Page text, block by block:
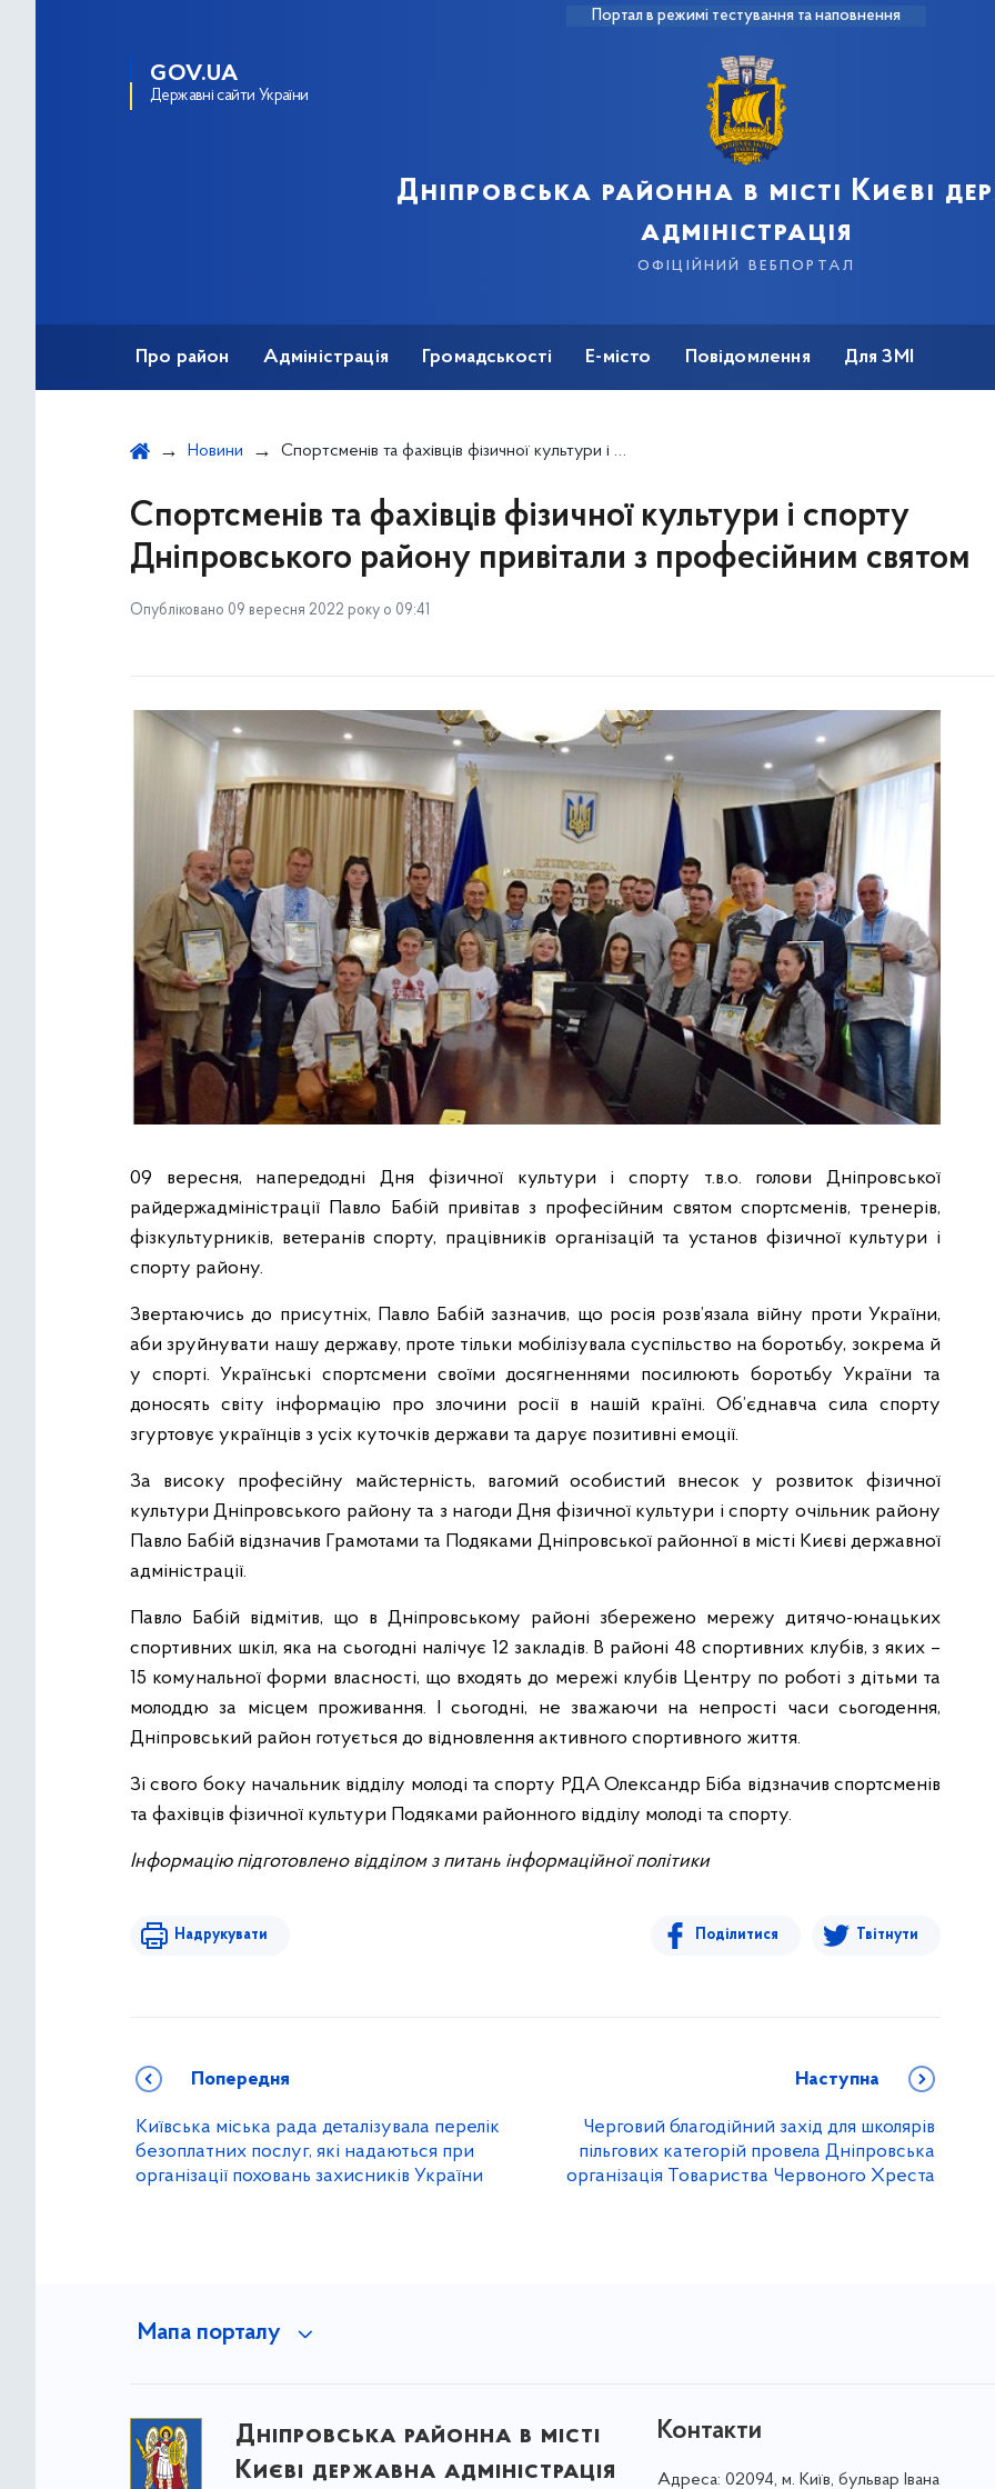
Портал в режимі тестування та наповнення
GOV.UA
Державні сайти України
Дніпровська районна в місті Києві
адміністрація
офіційний вебпортал
Про район Адміністрація Громадськості Е-місто Повідомлення Для ЗМІ
Новини Спортсменів та фахівців фізичної культури і спорту Дніпровського району привітали з професійним святом
Спортсменів та фахівців фізичної культури і спорту
Дніпровського району привітали з професійним святом
Опубліковано 09 вересня 2022 року о 09:41
09 вересня, напередодні Дня фізичної культури і спорту т.в.о. голови Дніпровської
райдержадміністрації Павло Бабій привітав з професійним святом спортсменів, тренерів,
фізкультурників, ветеранів спорту, працівників організацій та установ фізичної культури і
спорту району.
Звертаючись до присутніх, Павло Бабій зазначив, що росія розв’язала війну проти України,
аби зруйнувати нашу державу, проте тільки мобілізувала суспільство на боротьбу, зокрема й
у спорті. Українські спортсмени своїми досягненнями посилюють боротьбу України та
доносять світу інформацію про злочини росії в нашій країні. Об’єднавча сила спорту
згуртовує українців з усіх куточків держави та дарує позитивні емоції.
За високу професійну майстерність, вагомий особистий внесок у розвиток фізичної
культури Дніпровського району та з нагоди Дня фізичної культури і спорту очільник району
Павло Бабій відзначив Грамотами та Подяками Дніпровської районної в місті Києві державної
адміністрації.
Павло Бабій відмітив, що в Дніпровському районі збережено мережу дитячо-юнацьких
спортивних шкіл, яка на сьогодні налічує 12 закладів. В районі 48 спортивних клубів, з яких –
15 комунальної форми власності, що входять до мережі клубів Центру по роботі з дітьми та
молоддю за місцем проживання. І сьогодні, не зважаючи на непрості часи сьогодення,
Дніпровський район готується до відновлення активного спортивного життя.
Зі свого боку начальник відділу молоді та спорту РДА Олександр Біба відзначив спортсменів
та фахівців фізичної культури Подяками районного відділу молоді та спорту.
Інформацію підготовлено відділом з питань інформаційної політики
Надрукувати Поділитися Твітнути
Попередня
Київська міська рада деталізувала перелік
безоплатних послуг, які надаються при
організації поховань захисників України
Наступна
Черговий благодійний захід для школярів
пільгових категорій провела Дніпровська
організація Товариства Червоного Хреста
Мапа порталу
Дніпровська районна в місті
Києві державна адміністрація
Контакти
Адреса: 02094, м. Київ, бульвар Івана